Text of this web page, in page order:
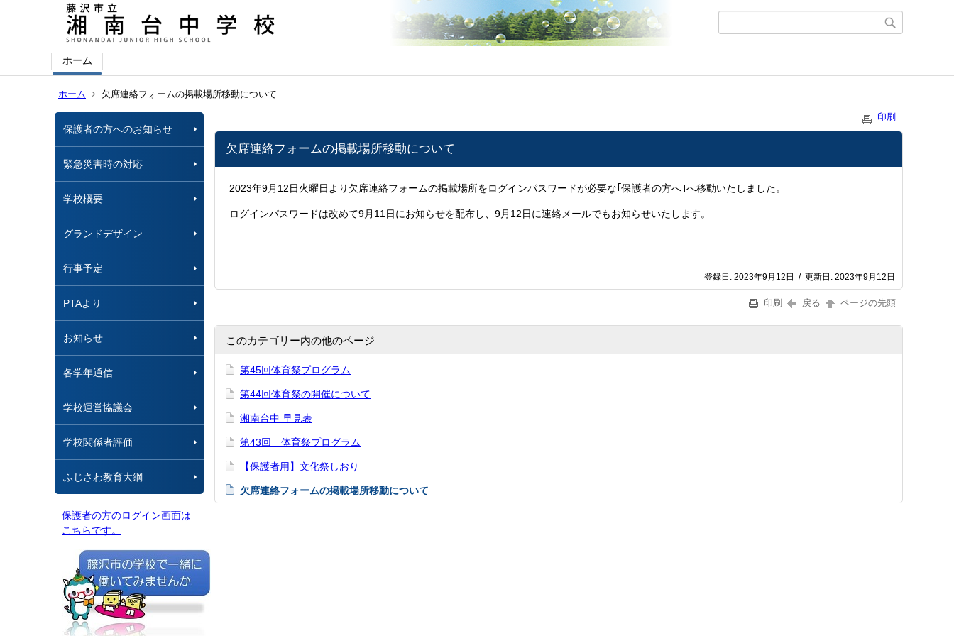
ホーム
ホーム 欠席連絡フォームの掲載場所移動について
保護者の方へのお知らせ
緊急災害時の対応
学校概要
グランドデザイン
行事予定
PTAより
お知らせ
各学年通信
学校運営協議会
学校関係者評価
ふじさわ教育大綱
保護者の方のログイン画面は
こちらです。
印刷
欠席連絡フォームの掲載場所移動について
2023年9月12日火曜日より欠席連絡フォームの掲載場所をログインパスワードが必要な｢保護者の方へ｣へ移動いたしました。
ログインパスワードは改めて9月11日にお知らせを配布し、9月12日に連絡メールでもお知らせいたします。
登録日: 2023年9月12日 / 更新日: 2023年9月12日
印刷 戻る ページの先頭
このカテゴリー内の他のページ
第45回体育祭プログラム
第44回体育祭の開催について
湘南台中 早見表
第43回 体育祭プログラム
【保護者用】文化祭しおり
欠席連絡フォームの掲載場所移動について